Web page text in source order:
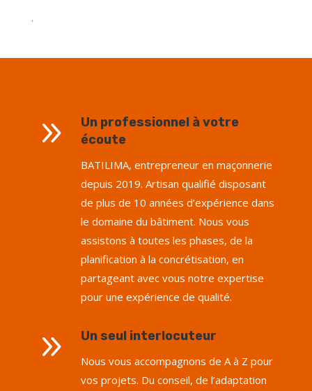
.
9
Un professionnel à votre
écoute
BATILIMA, entrepreneur en maçonnerie
depuis 2019. Artisan qualifié disposant
de plus de 10 années d’expérience dans
le domaine du bâtiment. Nous vous
assistons à toutes les phases, de la
planification à la concrétisation, en
partageant avec vous notre expertise
pour une expérience de qualité.
9 Un seul interlocuteur
Nous vous accompagnons de A à Z pour
vos projets. Du conseil, de l’adaptation